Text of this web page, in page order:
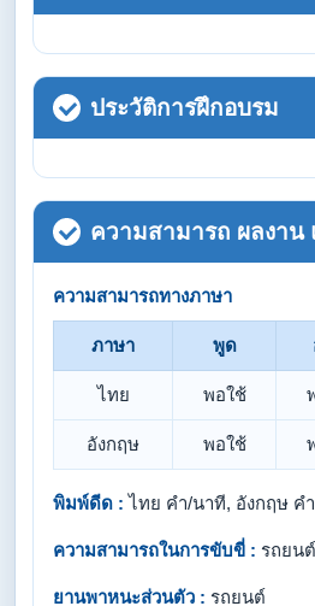
ประวัติการฝึกอบรม
ความสามารถ ผลงาน
ความสามารถทางภาษา
ภาษา พูด
ไทย พอใช้
อังกฤษ พอใช้
พิมพ์ดีด : ไทย คำ/นาที, อังกฤษ ค
ความสามารถในการขับขี่ : รถยนต์
ยานพาหนะส่วนตัว : รถยนต์